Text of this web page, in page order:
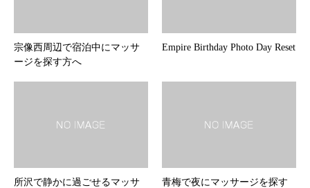
宗像西周辺で宿泊中にマッサ
ージを探す方へ
Empire Birthday Photo Day Reset
所沢で静かに過ごせるマッサ
青梅で夜にマッサージを探す